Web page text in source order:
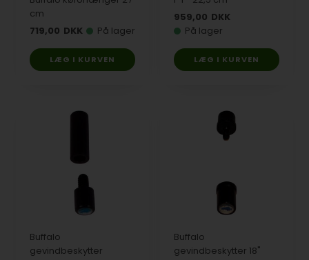
cm
719,00 DKK På lager
959,00 DKK
På lager
Buffalo
gevindbeskytter
Buffalo
gevindbeskytter 18"